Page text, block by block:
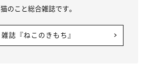
猫のこと総合雑誌です。
雑誌『ねこのきもち』